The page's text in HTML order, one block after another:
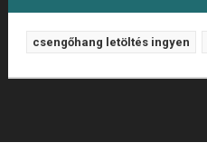
csengőhang letöltés ingyen